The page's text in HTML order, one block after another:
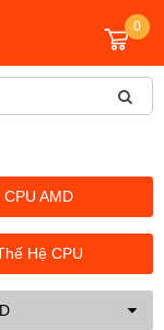
0
CPU AMD
Hệ CPU